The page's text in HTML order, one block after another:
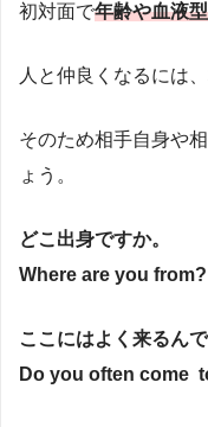
初対面で年齢や血液
人と仲良くなるには
そのため相手自身や
ょう。
どこ出身ですか。
Where are you from?
ここにはよく来るんで
Do you often come